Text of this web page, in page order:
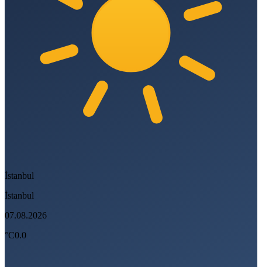
İstanbul
İstanbul
07.08.2026
°C0.0